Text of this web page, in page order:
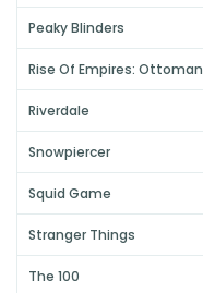
Peaky Blinders
Rise Of Empires: Ottoman
Riverdale
Snowpiercer
Squid Game
Stranger Things
The 100